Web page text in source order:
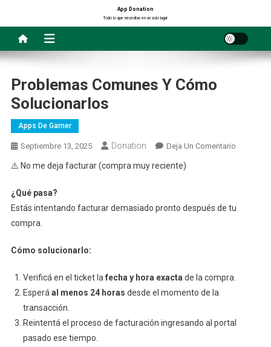
contenido
App Donation
Todo lo que necesitas en un solo lugar
Problemas Comunes Y Cómo
Solucionarlos
Apps De Gamer
Septiembre 13, 2025 Donation Deja Un ComentarioEn
⚠️ No me deja facturar (compra muy reciente)
¿Qué pasa?
Estás intentando facturar demasiado pronto después de tu
compra.
Cómo solucionarlo:
Verificá en el ticket la fecha y hora exacta de la compra.
Esperá al menos 24 horas desde el momento de la
transacción.
Reintentá el proceso de facturación ingresando al portal
pasado ese tiempo.